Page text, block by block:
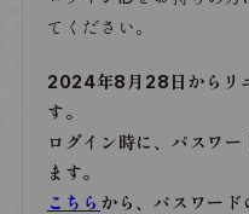
てください。
2024年8月28日からリ
す。
ログイン時に、パスワ
ます。
こちら から、パスワード